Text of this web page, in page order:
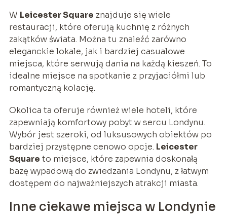
W Leicester Square znajduje się wiele
restauracji, które oferują kuchnię z różnych
zakątków świata. Można tu znaleźć zarówno
eleganckie lokale, jak i bardziej casualowe
miejsca, które serwują dania na każdą kieszeń. To
idealne miejsce na spotkanie z przyjaciółmi lub
romantyczną kolację.
Okolica ta oferuje również wiele hoteli, które
zapewniają komfortowy pobyt w sercu Londynu.
Wybór jest szeroki, od luksusowych obiektów po
bardziej przystępne cenowo opcje. Leicester
Square to miejsce, które zapewnia doskonałą
bazę wypadową do zwiedzania Londynu, z łatwym
dostępem do najważniejszych atrakcji miasta.
Inne ciekawe miejsca w Londynie